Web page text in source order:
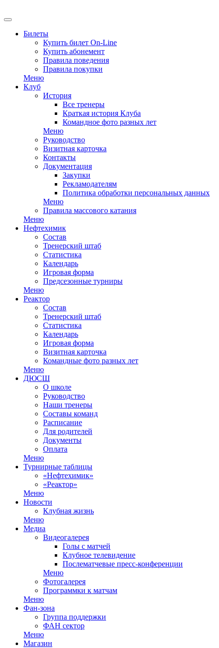
Билеты
Купить билет On-Line
Купить абонемент
Правила поведения
Правила покупки
Меню
Клуб
История
Все тренеры
Краткая история Клуба
Командное фото разных лет
Меню
Руководство
Визитная карточка
Контакты
Документация
Закупки
Рекламодателям
Политика обработки персональных данных
Меню
Правила массового катания
Меню
Нефтехимик
Состав
Тренерский штаб
Статистика
Календарь
Игровая форма
Предсезонные турниры
Меню
Реактор
Состав
Тренерский штаб
Статистика
Календарь
Игровая форма
Визитная карточка
Командные фото разных лет
Меню
ДЮСШ
О школе
Руководство
Наши тренеры
Составы команд
Расписание
Для родителей
Документы
Оплата
Меню
Турнирные таблицы
«Нефтехимик»
«Реактор»
Меню
Новости
Клубная жизнь
Меню
Медиа
Видеогалерея
Голы с матчей
Клубное телевидение
Послематчевые пресс-конференции
Меню
Фотогалерея
Программки к матчам
Меню
Фан-зона
Группа поддержки
ФАН сектор
Меню
Магазин